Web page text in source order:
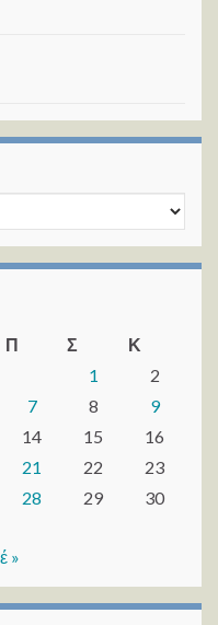
Π Σ
Κ
1
2
7 8
9
14 15
16
21 22
23
28 29
30
»